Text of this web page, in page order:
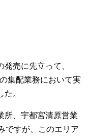
売に先立って、
集配業務において実
。
所、宇都宮清原営業
ですが、このエリア